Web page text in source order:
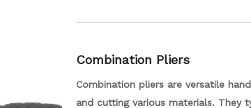
Combination Pliers
Combination pliers are versatile
and cutting various materials.